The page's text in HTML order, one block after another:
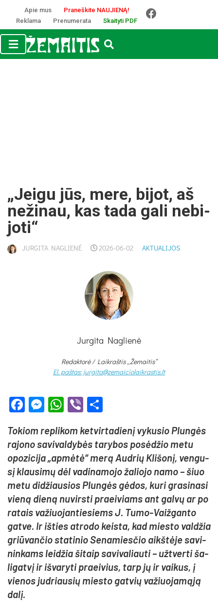
Apie mus
Praneškite NAUJIENĄ!
Reklama
Prenumerata Skaityti PDF
„Jei­gu jūs, me­re, bi­jot, aš
ne­ži­nau, kas ta­da ga­li ne­bi­
jo­ti“
JURGITA NAGLIENĖ 2026-06-02 AKTUALIJOS
Jurgita Naglienė
Redaktorė / Laikraštis „Žemaitis“
El. paštas: jurgita@zemaiciolaikrastis.lt
Facebook
Messenger
WhatsApp
Viber
To­kiom rep­li­kom ket­vir­ta­die­nį vy­ku­sio Plun­gės
ra­jo­no sa­vi­val­dy­bės ta­ry­bos po­sė­džio me­tu
opo­zi­ci­ja „ap­mė­tė“ me­rą Aud­rių Kli­šo­nį, ven­gu­
sį klau­si­mų dėl va­di­na­mo­jo ža­lio­jo na­mo – šiuo
me­tu di­džiau­sios Plun­gės gė­dos, ku­ri gra­si­na­si
vie­ną die­ną nu­virs­ti praei­viams ant gal­vų ar po
ra­tais va­žiuo­jan­tie­siems J. Tu­mo-Vaiž­gan­to
gat­ve. Ir iš­ties at­ro­do keis­ta, kad mies­to val­džia
griū­van­čio sta­ti­nio Se­na­mies­čio aikš­tė­je sa­vi­
nin­kams lei­džia ši­taip sa­vi­va­liau­ti – už­tver­ti ša­
li­gat­vį ir iš­va­ry­ti praei­vius, tarp jų ir vai­kus, į
vie­nos jud­riau­sių mies­to gat­vių va­žiuo­ja­mą­ją
da­lį.